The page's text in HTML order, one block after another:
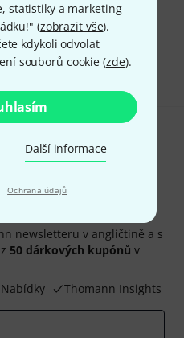
statistiky a marketing
(zobrazit vše).
kdykoli odvolat
souborů cookie (zde).
Další informace
Ochrana údajů
co vidíte?
a zpětná vazba
newsletteru v angličtině a s
50 dárkových kupónů v
Nabídky Thomann Insights